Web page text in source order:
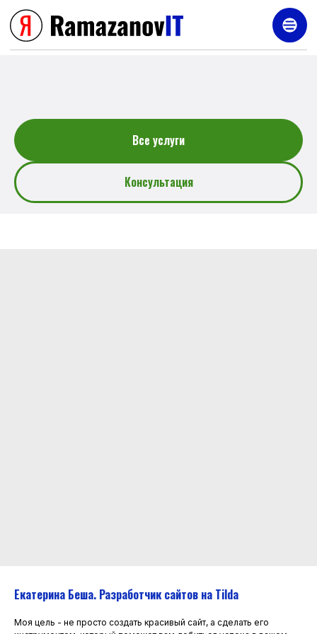
Услуги
Все услуги
Консультация
Екатерина Беша. Разработчик сайтов на Tilda
Моя цель - не просто создать красивый сайт, а сделать его